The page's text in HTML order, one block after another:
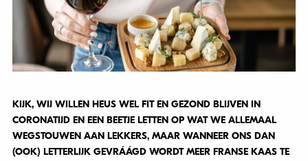
KIJK, WIJ WILLEN HEUS WEL FIT EN GEZOND BLIJVEN IN
CORONATIJD EN EEN BEETJE LETTEN OP WAT WE ALLEMAAL
WEGSTOUWEN AAN LEKKERS, MAAR WANNEER ONS DAN
(OOK) LETTERLIJK GEVRÁÁGD WORDT MEER FRANSE KAAS TE